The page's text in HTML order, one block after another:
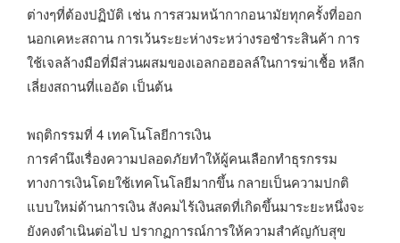
ต่างๆที่ต้องปฏิบัติ เช่น การสวมหน้ากากอนามัยทุกครั้งที่ออก
นอกเคหะสถาน การเว้นระยะห่างระหว่างรอชำระสินค้า การ
ใช้เจลล้างมือที่มีส่วนผสมของเอลกอฮอลล์ในการฆ่าเชื้อ หลีก
เลี่ยงสถานที่แออัด เป็นต้น
พฤติกรรมที่ 4 เทคโนโลยีการเงิน
การคำนึงเรื่องความปลอดภัยทำให้ผู้คนเลือกทำธุรกรรม
ทางการเงินโดยใช้เทคโนโลยีมากขึ้น กลายเป็นความปกติ
แบบใหม่ด้านการเงิน สังคมไร้เงินสดที่เกิดขึ้นมาระยะหนึ่งจะ
ยังคงดำเนินต่อไป ปรากฏการณ์การให้ความสำคัญกับสุข